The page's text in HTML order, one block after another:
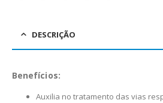
DESCRIÇÃO
Benefícios:
Auxilia no tratamento das vias